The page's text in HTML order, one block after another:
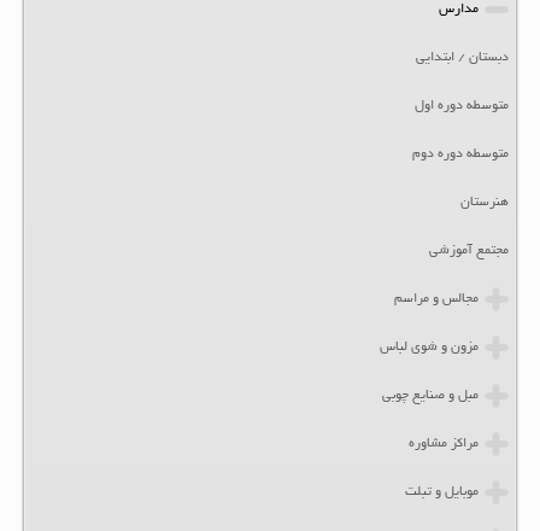
مدارس
دبستان / ابتدایی
متوسطه دوره اول
متوسطه دوره دوم
هنرستان
مجتمع آموزشی
مجالس و مراسم
مزون و شوی لباس
مبل و صنایع چوبی
مراکز مشاوره
موبایل و تبلت